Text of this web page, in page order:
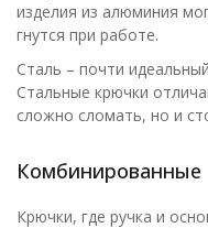
изделия из алюминия
гнутся при работе.
Сталь – почти
Стальные крючки
сложно сломать, но и
Комбинированные
Крючки, где ручка и